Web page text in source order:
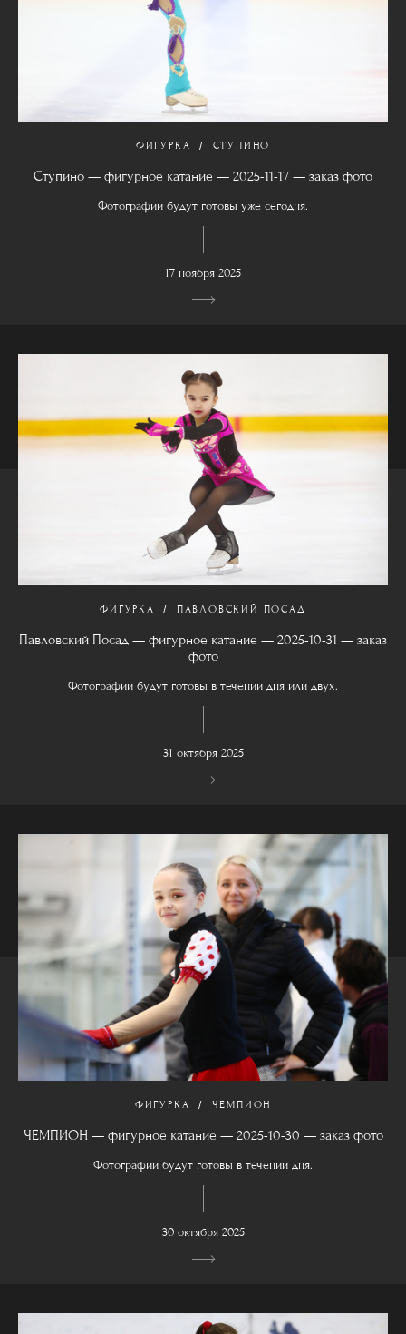
ФИГУРКА СТУПИНО
Ступино — фигурное катание — 2025-11-17 — заказ фото
Фотографии будут готовы уже сегодня.
17 ноября 2025
ФИГУРКА ПАВЛОВСКИЙ ПОСАД
Павловский Посад — фигурное катание — 2025-10-31 — заказ
фото
Фотографии будут готовы в течении дня или двух.
31 октября 2025
ФИГУРКА ЧЕМПИОН
ЧЕМПИОН — фигурное катание — 2025-10-30 — заказ фото
Фотографии будут готовы в течении дня.
30 октября 2025